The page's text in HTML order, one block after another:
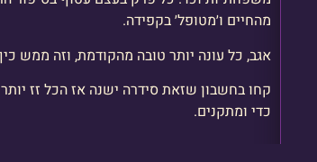
מהחיים ו׳מטופל׳ בקפידה.
אגב, כל עונה יותר טובה מהקודמת, וזה ממש
קחו בחשבון שזאת סידרה ישנה אז הכל זז
כדי ומתקנים.